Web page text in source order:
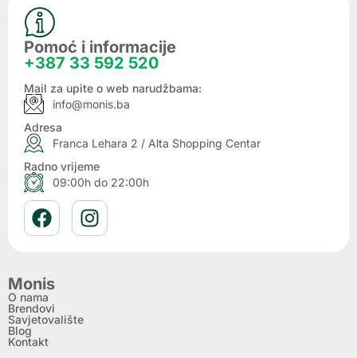
Pomoć i informacije
+387 33 592 520
Mail za upite o web narudžbama:
info@monis.ba
Adresa
Franca Lehara 2 / Alta Shopping Centar
Radno vrijeme
09:00h do 22:00h
Monis
O nama
Brendovi
Savjetovalište
Blog
Kontakt